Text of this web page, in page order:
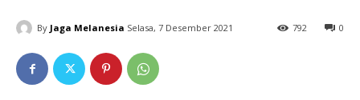
By Jaga Melanesia Selasa, 7 Desember 2021 0
792